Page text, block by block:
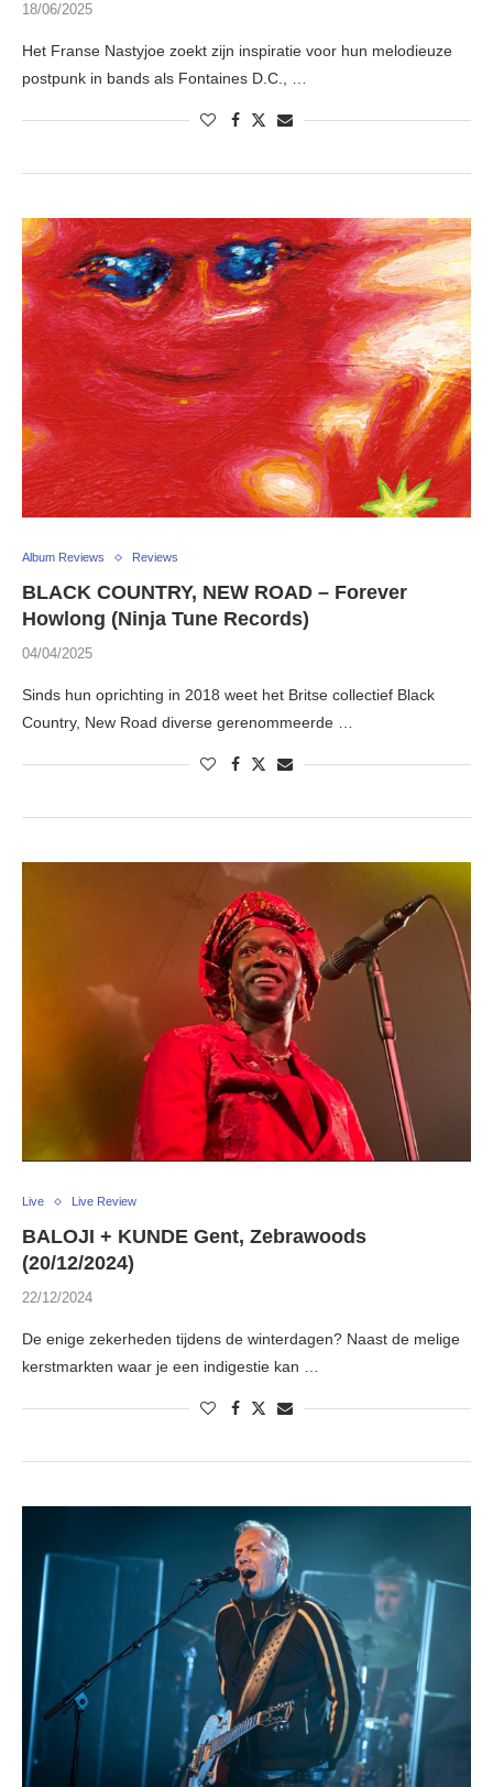
18/06/2025
Het Franse Nastyjoe zoekt zijn inspiratie voor hun melodieuze
postpunk in bands als Fontaines D.C., …
Album Reviews Reviews
BLACK COUNTRY, NEW ROAD – Forever
Howlong (Ninja Tune Records)
04/04/2025
Sinds hun oprichting in 2018 weet het Britse collectief Black
Country, New Road diverse gerenommeerde …
Live Live Review
BALOJI + KUNDE Gent, Zebrawoods
(20/12/2024)
22/12/2024
De enige zekerheden tijdens de winterdagen? Naast de melige
kerstmarkten waar je een indigestie kan …